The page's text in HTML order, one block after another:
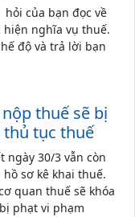
hỏi của bạn đọc về
hiện nghĩa vụ thuế.
độ và trả lời bạn
thuế sẽ bị
thủ tục thuế
ngày 30/3 vẫn còn
sơ kê khai thuế.
quan thuế sẽ khóa
phạt vi phạm